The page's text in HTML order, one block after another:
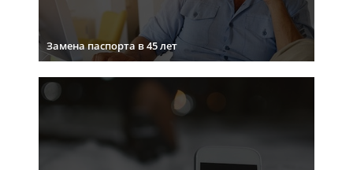
Замена паспорта в 45 лет